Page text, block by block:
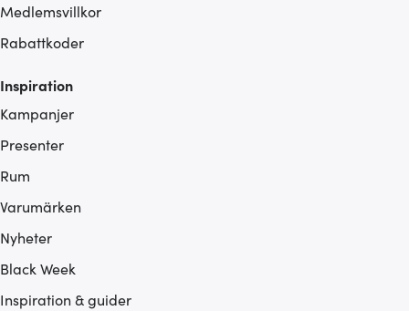
Medlemsvillkor
Rabattkoder
Inspiration
Kampanjer
Presenter
Rum
Varumärken
Nyheter
Black Week
Inspiration & guider